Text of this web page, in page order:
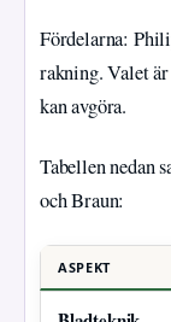
Fördelarna:
rakning. Valet
kan avgöra.
Tabellen nedan
och Braun:
ASPEKT